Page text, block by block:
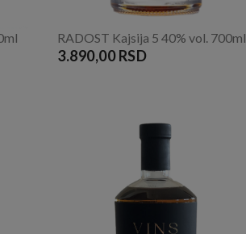
RADOST Kajsija 5 40% vol. 700ml
3.890,00 RSD